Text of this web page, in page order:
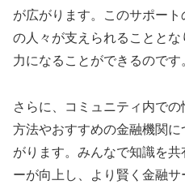
が広がります。このサポー
の人々が支えられることと
力になることができるのです
さらに、コミュニティ内で
方法やおすすめの金融機関
がります。みんなで知識を
ーが向上し、より賢く金融